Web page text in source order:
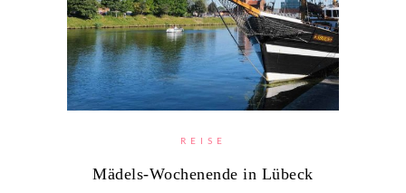
REISE
Mädels-Wochenende in Lübeck